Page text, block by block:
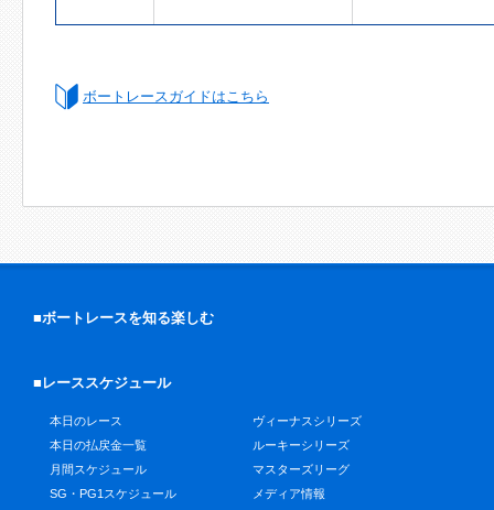
ボートレースガイドはこちら
■ボートレースを知る楽しむ
■レーススケジュール
本日のレース
本日の払戻金一覧
月間スケジュール
SG・PG1スケジュール
ヴィーナスシリーズ
ルーキーシリーズ
マスターズリーグ
メディア情報